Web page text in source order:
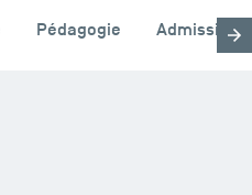
Pédagogie Admission